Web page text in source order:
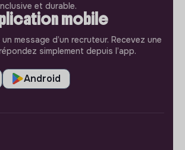
et durable.
mobile
message d’un recruteur. Recevez une
simplement depuis l’app.
Android